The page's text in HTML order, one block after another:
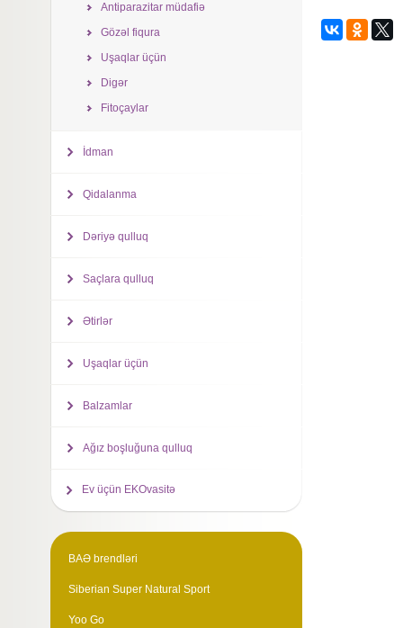
Antiparazitar müdafiə
Gözəl fiqura
Uşaqlar üçün
Digər
Fitoçaylar
İdman
Qidalanma
Dəriyə qulluq
Saçlara qulluq
Ətirlər
Uşaqlar üçün
Balzamlar
Ağız boşluğuna qulluq
Ev üçün EKOvasitə
BAƏ brendləri
Siberian Super Natural Sport
Yoo Go